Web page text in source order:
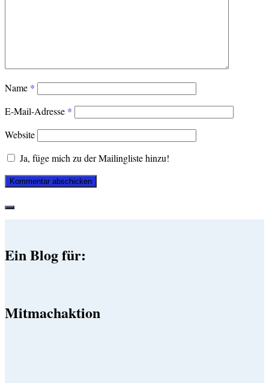
Name *
E-Mail-Adresse *
Website
Ja, füge mich zu der Mailingliste hinzu!
Ein Blog für:
Mitmachaktion